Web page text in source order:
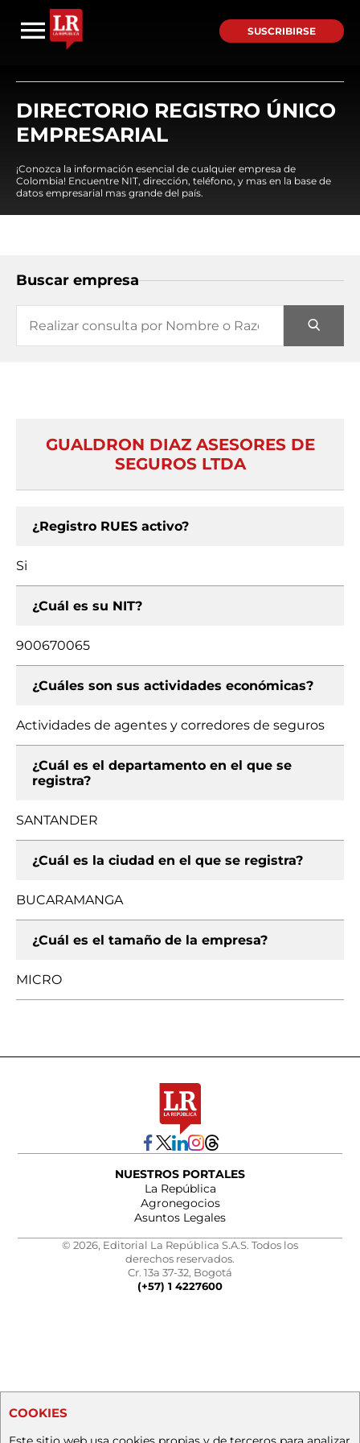
SUSCRIBIRSE
DIRECTORIO REGISTRO ÚNICO
EMPRESARIAL
¡Conozca la información esencial de cualquier empresa de
Colombia! Encuentre NIT, dirección, teléfono, y mas en la base de
datos empresarial mas grande del país.
Buscar empresa
GUALDRON DIAZ ASESORES DE
SEGUROS LTDA
¿Registro RUES activo?
Si
¿Cuál es su NIT?
900670065
¿Cuáles son sus actividades económicas?
Actividades de agentes y corredores de seguros
¿Cuál es el departamento en el que se
registra?
SANTANDER
¿Cuál es la ciudad en el que se registra?
BUCARAMANGA
¿Cuál es el tamaño de la empresa?
MICRO
NUESTROS PORTALES
La República
Agronegocios
Asuntos Legales
© 2026, Editorial La República S.A.S. Todos los
derechos reservados.
Cr. 13a 37-32, Bogotá
(+57) 1 4227600
COOKIES